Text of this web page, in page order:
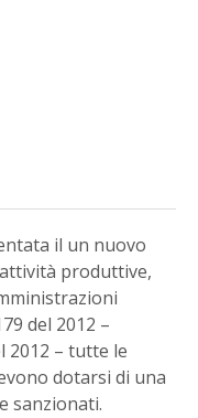
il un nuovo
produttive,
del 2012 –
2012 – tutte le
dotarsi di una
sanzionati.